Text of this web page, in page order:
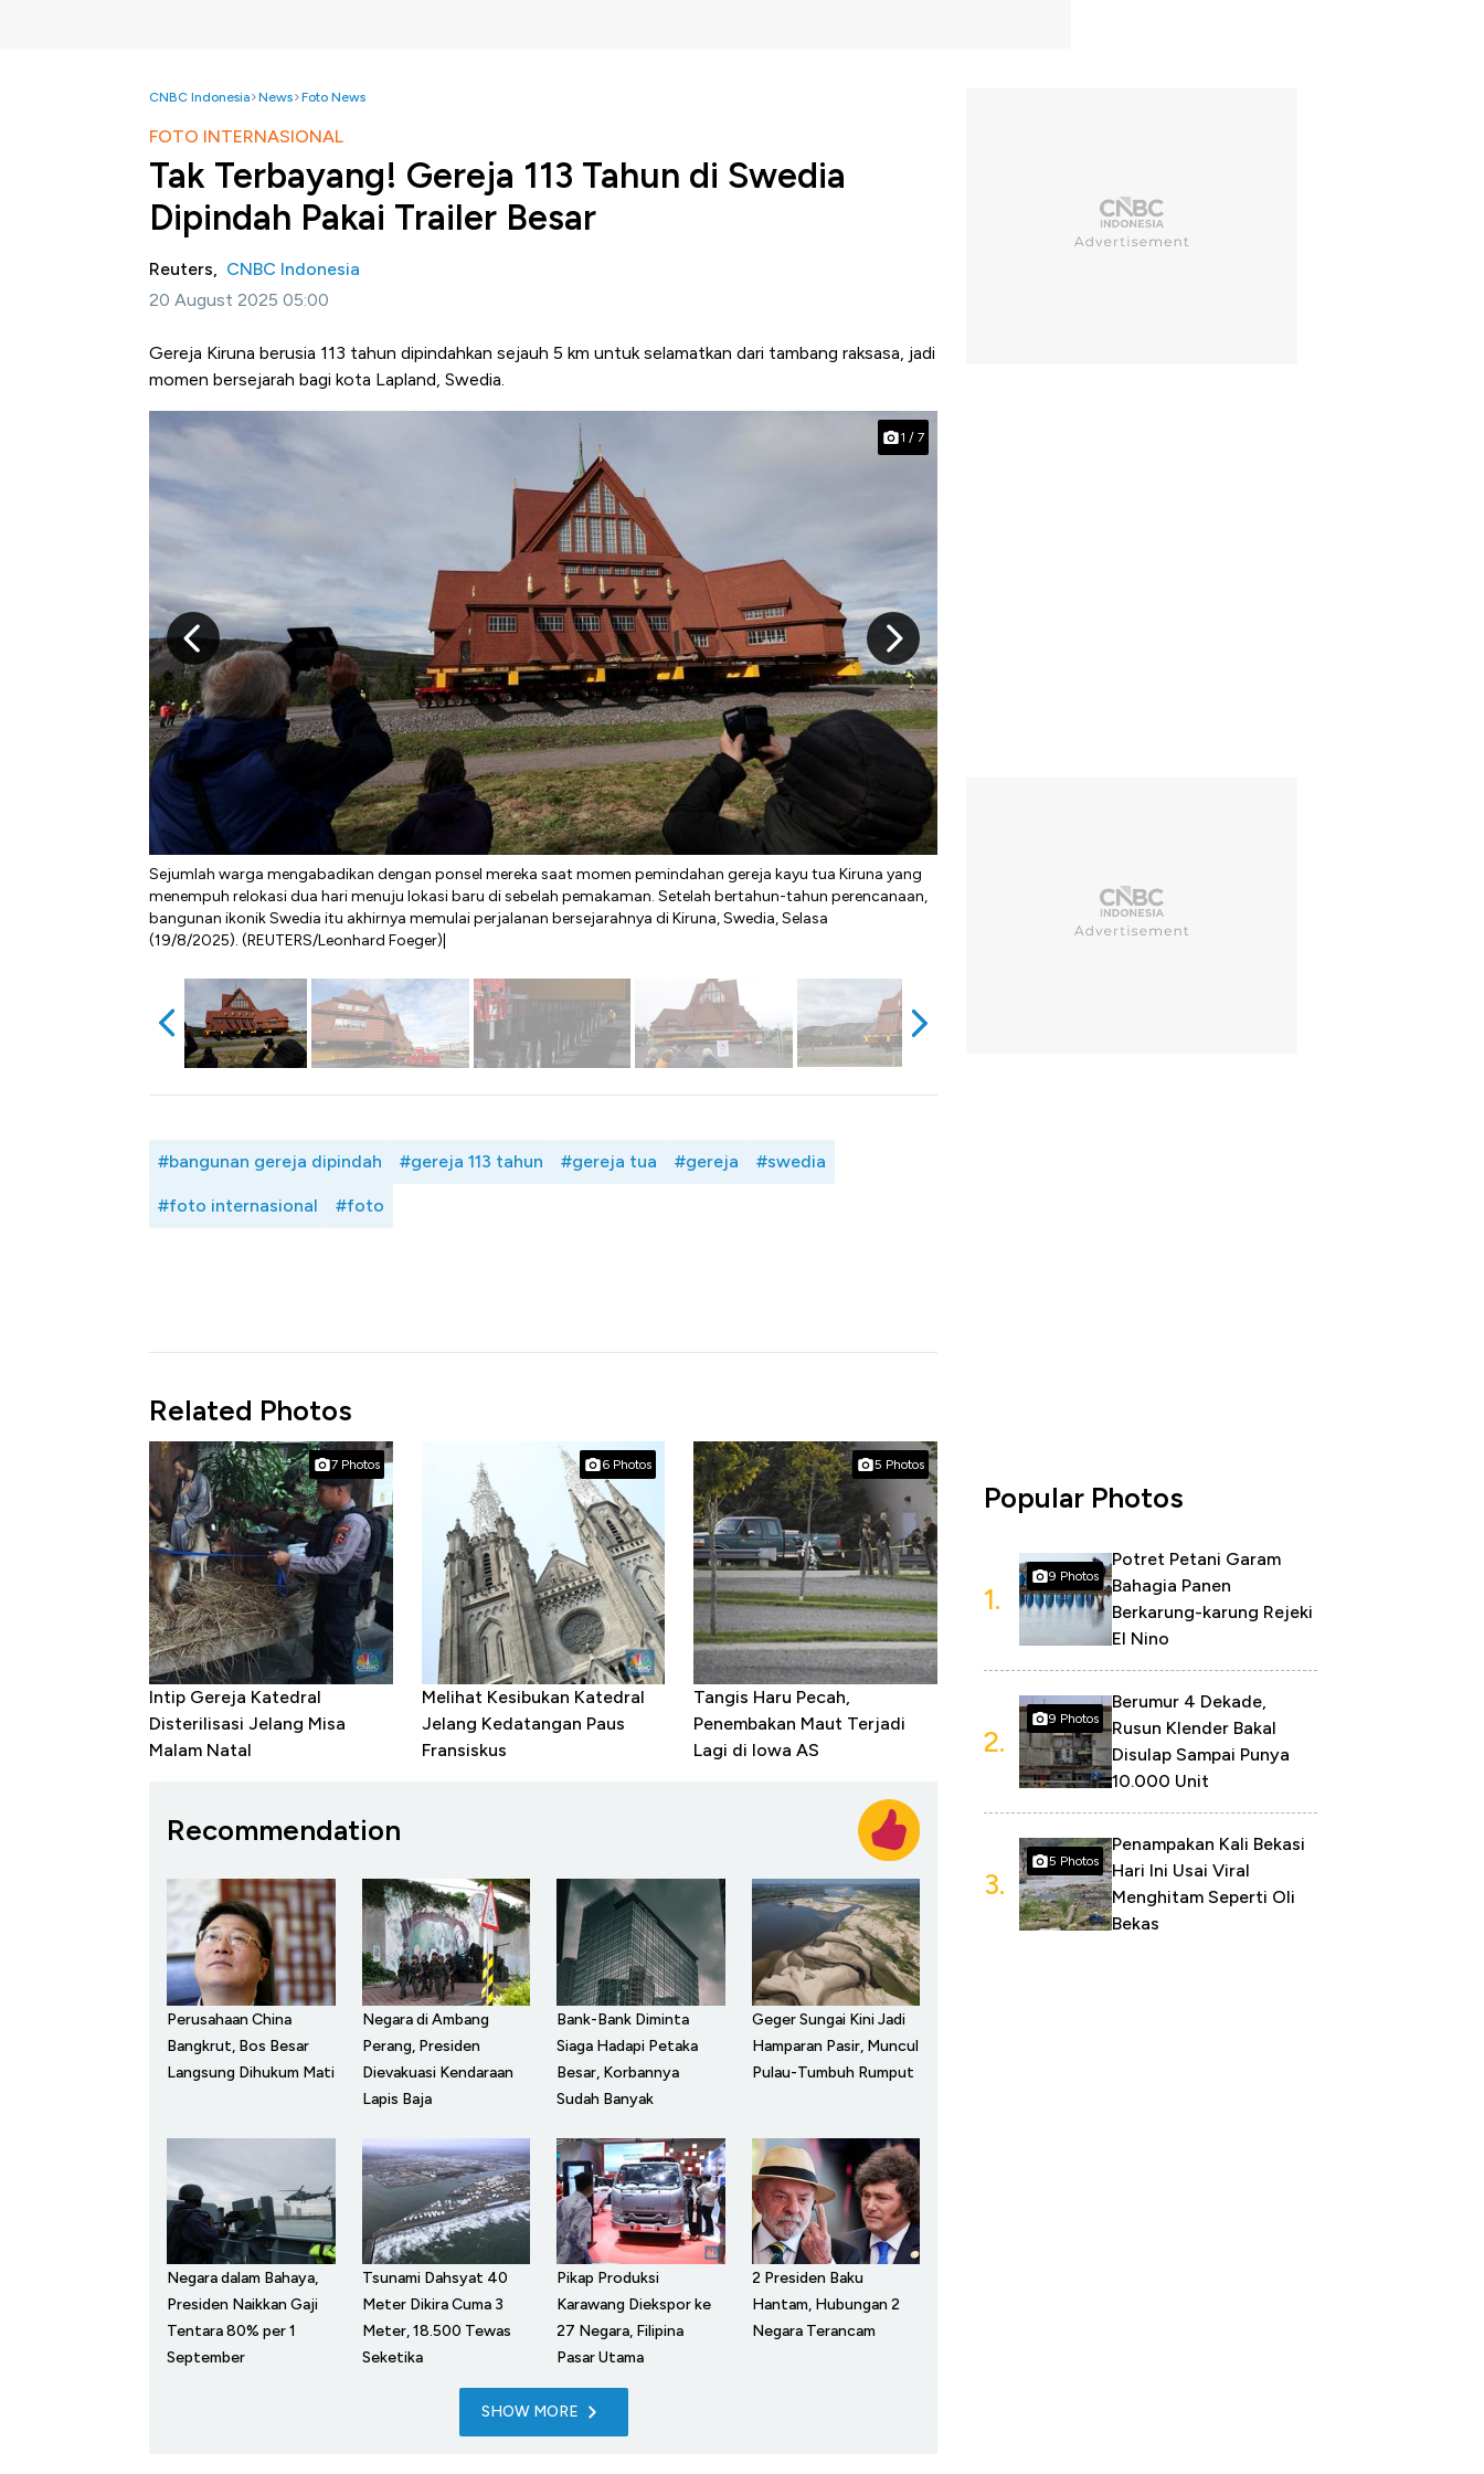
CNBC Indonesia News Foto News
FOTO INTERNASIONAL
Tak Terbayang! Gereja 113 Tahun di Swedia
Dipindah Pakai Trailer Besar
Reuters, CNBC Indonesia
20 August 2025 05:00
Gereja Kiruna berusia 113 tahun dipindahkan sejauh 5 km untuk selamatkan dari tambang raksasa, jadi
momen bersejarah bagi kota Lapland, Swedia.
Sejumlah warga mengabadikan dengan ponsel mereka saat momen pemindahan gereja kayu tua Kiruna yang
menempuh relokasi dua hari menuju lokasi baru di sebelah pemakaman. Setelah bertahun-tahun perencanaan,
bangunan ikonik Swedia itu akhirnya memulai perjalanan bersejarahnya di Kiruna, Swedia, Selasa
(19/8/2025). (REUTERS/Leonhard Foeger)|
penurunan tanah dan ekspansi tambang bijih besi bawah tanah terbesar di
1 / 7
#bangunan gereja dipindah #gereja 113 tahun #gereja tua #gereja #swedia
#foto internasional #foto
Related Photos
7 Photos
Intip Gereja Katedral
Disterilisasi Jelang Misa
Malam Natal
6 Photos
Melihat Kesibukan Katedral
Jelang Kedatangan Paus
Fransiskus
5 Photos
Tangis Haru Pecah,
Penembakan Maut Terjadi
Lagi di Iowa AS
Recommendation
Perusahaan China
Bangkrut, Bos Besar
Langsung Dihukum Mati
Negara di Ambang
Perang, Presiden
Dievakuasi Kendaraan
Lapis Baja
Bank-Bank Diminta
Siaga Hadapi Petaka
Besar, Korbannya
Sudah Banyak
Geger Sungai Kini Jadi
Hamparan Pasir, Muncul
Pulau-Tumbuh Rumput
Negara dalam Bahaya,
Presiden Naikkan Gaji
Tentara 80% per 1
September
Tsunami Dahsyat 40
Meter Dikira Cuma 3
Meter, 18.500 Tewas
Seketika
Pikap Produksi
Karawang Diekspor ke
27 Negara, Filipina
Pasar Utama
2 Presiden Baku
Hantam, Hubungan 2
Negara Terancam
SHOW MORE
Popular Photos
1.
9 Photos
Potret Petani Garam
Bahagia Panen
Berkarung-karung Rejeki
El Nino
2.
9 Photos
Berumur 4 Dekade,
Rusun Klender Bakal
Disulap Sampai Punya
10.000 Unit
3.
5 Photos
Penampakan Kali Bekasi
Hari Ini Usai Viral
Menghitam Seperti Oli
Bekas